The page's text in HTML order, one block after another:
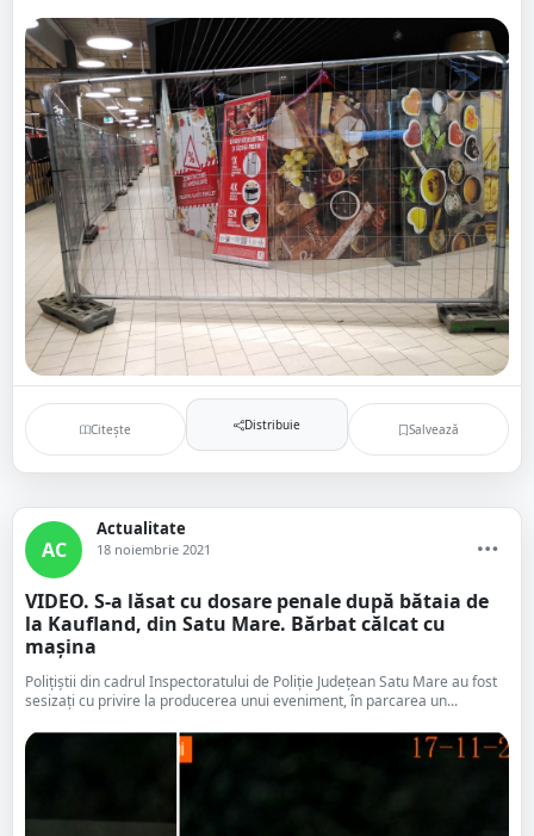
Citește Distribuie Salvează
AC
Actualitate
18 noiembrie 2021
VIDEO. S-a lăsat cu dosare penale după bătaia de
la Kaufland, din Satu Mare. Bărbat călcat cu
mașina
Polițiștii din cadrul Inspectoratului de Poliție Județean Satu Mare au fost
sesizați cu privire la producerea unui eveniment, în parcarea un...